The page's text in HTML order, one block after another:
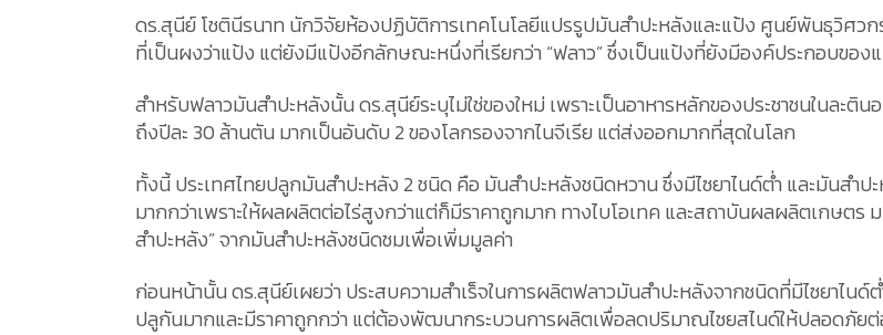
ดร.สุนีย์ โชตินีรนาท นักวิจัยห้องปฏิบัติการเทคโนโลยีแปรรูปมันสำปะหลังและแป้ง ศูนย์พันธุวิศวกร
ที่เป็นผงว่าแป้ง แต่ยังมีแป้งอีกลักษณะหนึ่งที่เรียกว่า “ฟลาว” ซึ่งเป็นแป้งที่ยังมีองค์ประกอบของแ
สำหรับฟลาวมันสำปะหลังนั้น ดร.สุนีย์ระบุไม่ใช่ของใหม่ เพราะเป็นอาหารหลักของประชาชนในละ
ถึงปีละ 30 ล้านตัน มากเป็นอันดับ 2 ของโลกรองจากไนจีเรีย แต่ส่งออกมากที่สุดในโลก
ทั้งนี้ ประเทศไทยปลูกมันสำปะหลัง 2 ชนิด คือ มันสำปะหลังชนิดหวาน ซึ่งมีไซยาไนด์ต่ำ และมันส
มากกว่าเพราะให้ผลผลิตต่อไร่สูงกว่าแต่ก็มีราคาถูกมาก ทางไบโอเทค และสถาบันผลผลิตเกษต
สำปะหลัง” จากมันสำปะหลังชนิดชมเพื่อเพิ่มมูลค่า
ก่อนหน้านั้น ดร.สุนีย์เผยว่า ประสบความสำเร็จในการผลิตฟลาวมันสำปะหลังจากชนิดที่มีไซยาไ
ปลูกันมากและมีราคาถูกกว่า แต่ต้องพัฒนากระบวนการผลิตเพื่อลดปริมาณไซยสไนด์ให้ปลอดภัย